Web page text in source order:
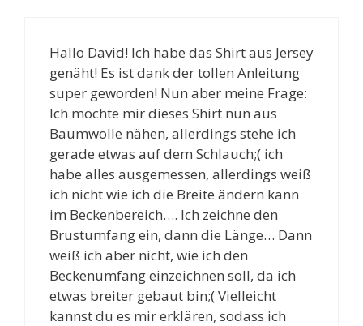
Hallo David! Ich habe das Shirt aus Jersey
genäht! Es ist dank der tollen Anleitung
super geworden! Nun aber meine Frage:
Ich möchte mir dieses Shirt nun aus
Baumwolle nähen, allerdings stehe ich
gerade etwas auf dem Schlauch;( ich
habe alles ausgemessen, allerdings weiß
ich nicht wie ich die Breite ändern kann
im Beckenbereich…. Ich zeichne den
Brustumfang ein, dann die Länge… Dann
weiß ich aber nicht, wie ich den
Beckenumfang einzeichnen soll, da ich
etwas breiter gebaut bin;( Vielleicht
kannst du es mir erklären, sodass ich